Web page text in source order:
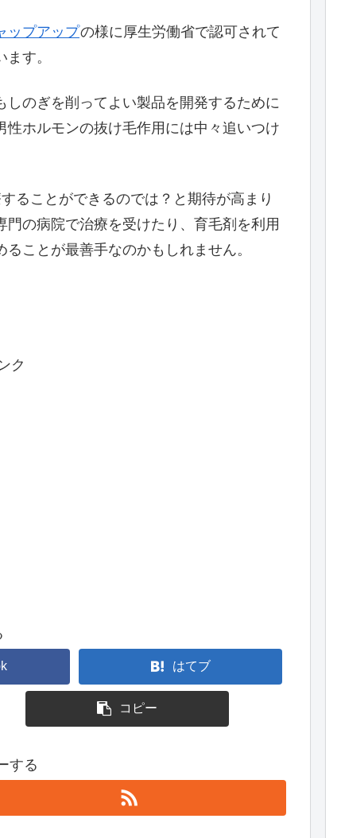
ップアップの様に厚生労働省で認可されて
す。
のぎを削ってよい製品を開発するために
ホルモンの抜け毛作用には中々追いつけ
ることができるのでは？と期待が高まり
の病院で治療を受けたり、育毛剤を利用
ことが最善手なのかもしれません。
ク
はてブ
コピー
する